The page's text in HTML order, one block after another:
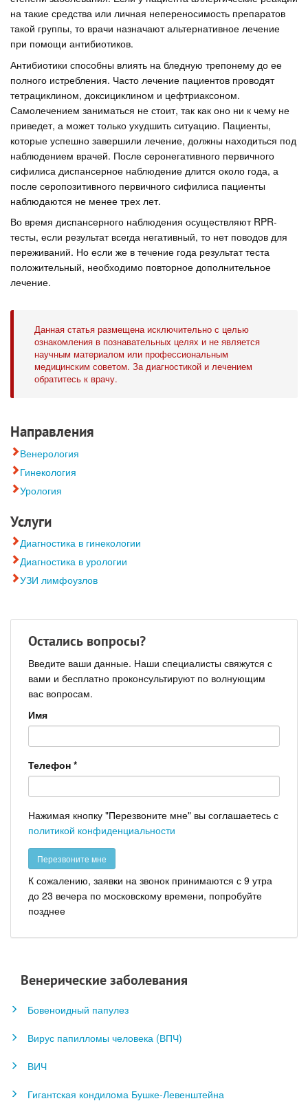
на такие средства или личная непереносимость препаратов
такой группы, то врачи назначают альтернативное лечение
при помощи антибиотиков.
Антибиотики способны влиять на бледную трепонему до ее
полного истребления. Часто лечение пациентов проводят
тетрациклином, доксициклином и цефтриаксоном.
Самолечением заниматься не стоит, так как оно ни к чему не
приведет, а может только ухудшить ситуацию. Пациенты,
которые успешно завершили лечение, должны находиться под
наблюдением врачей. После серонегативного первичного
сифилиса диспансерное наблюдение длится около года, а
после серопозитивного первичного сифилиса пациенты
наблюдаются не менее трех лет.
Во время диспансерного наблюдения осуществляют RPR-
тесты, если результат всегда негативный, то нет поводов для
переживаний. Но если же в течение года результат теста
положительный, необходимо повторное дополнительное
лечение.
Данная статья размещена исключительно с целью
ознакомления в познавательных целях и не является
научным материалом или профессиональным
медицинским советом. За диагностикой и лечением
обратитесь к врачу.
Направления
Венерология
Гинекология
Урология
Услуги
Диагностика в гинекологии
Диагностика в урологии
УЗИ лимфоузлов
Остались вопросы?
Введите ваши данные. Наши специалисты свяжутся с
вами и бесплатно проконсультируют по волнующим
вас вопросам.
Имя
Телефон *
Нажимая кнопку "Перезвоните мне" вы соглашаетесь с
политикой конфиденциальности
К сожалению, заявки на звонок принимаются с 9 утра
до 23 вечера по московскому времени, попробуйте
позднее
Венерические заболевания
Бовеноидный папулез
Вирус папилломы человека (ВПЧ)
ВИЧ
Гигантская кондилома Бушке-Левенштейна